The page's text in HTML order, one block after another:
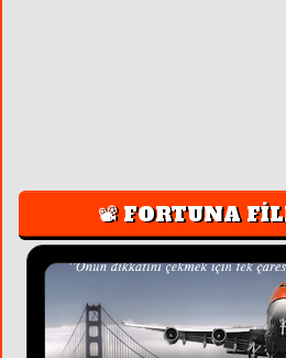
📽️ FORTUNA